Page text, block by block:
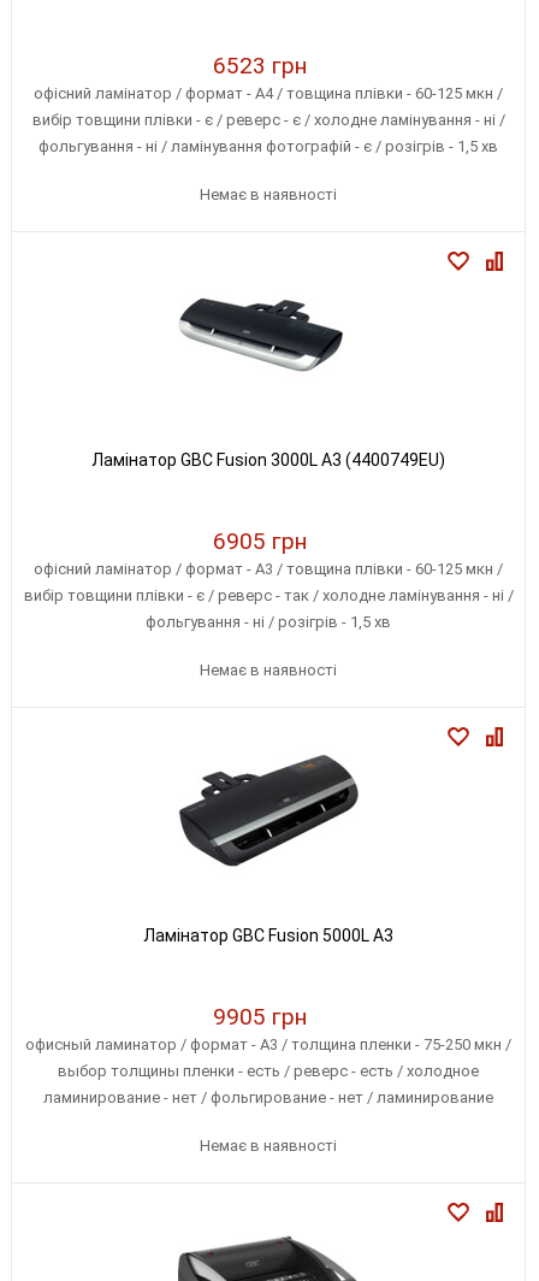
6523 грн
офісний ламінатор / формат - А4 / товщина плівки - 60-125 мкн /
вибір товщини плівки - є / реверс - є / холодне ламінування - ні /
фольгування - ні / ламінування фотографій - є / розігрів - 1,5 хв
Немає в наявності
Ламінатор GBC Fusion 3000L A3 (4400749EU)
6905 грн
офісний ламінатор / формат - А3 / товщина плівки - 60-125 мкн /
вибір товщини плівки - є / реверс - так / холодне ламінування - ні /
фольгування - ні / розігрів - 1,5 хв
Немає в наявності
Ламінатор GBC Fusion 5000L A3
9905 грн
офисный ламинатор / формат - А3 / толщина пленки - 75-250 мкн /
выбор толщины пленки - есть / реверс - есть / холодное
ламинирование - нет / фольгирование - нет / ламинирование
Немає в наявності